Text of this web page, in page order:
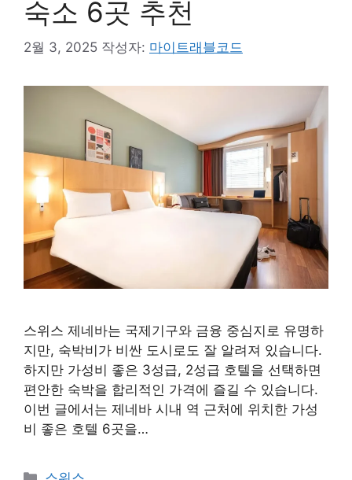
숙소 6곳 추천
2월 3, 2025 작성자: 마이트래블코드
스위스 제네바는 국제기구와 금융 중심지로 유명하
지만, 숙박비가 비싼 도시로도 잘 알려져 있습니다.
하지만 가성비 좋은 3성급, 2성급 호텔을 선택하면
편안한 숙박을 합리적인 가격에 즐길 수 있습니다.
이번 글에서는 제네바 시내 역 근처에 위치한 가성
비 좋은 호텔 6곳을…
카